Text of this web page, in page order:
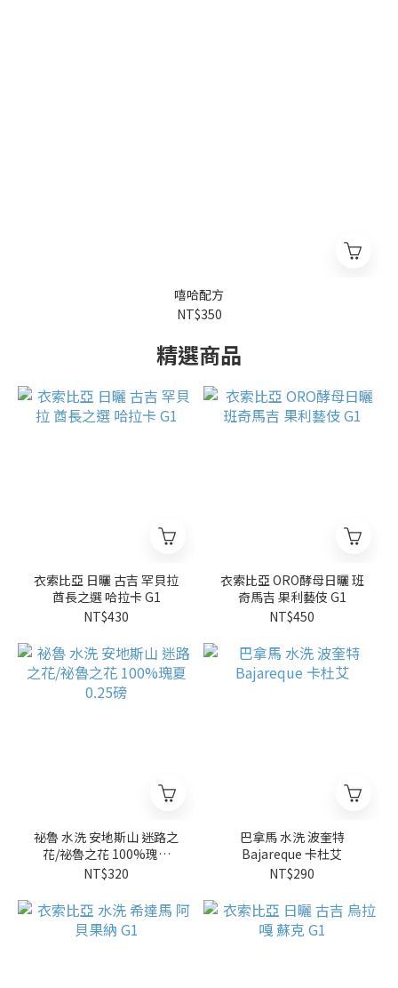
嘻哈配方
NT$350
精選商品
衣索比亞 日曬 古吉 罕貝拉
酋長之選 哈拉卡 G1
NT$430
衣索比亞 ORO酵母日曬 班
奇馬吉 果利藝伎 G1
NT$450
祕魯 水洗 安地斯山 迷路之
花/祕魯之花 100%瑰夏
0.25磅
NT$320
巴拿馬 水洗 波奎特
Bajareque 卡杜艾
NT$290